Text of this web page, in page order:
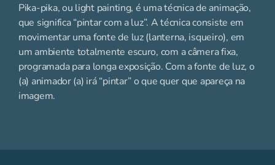
Pika-pika, ou light painting, é uma técnica de animação,
que significa “pintar com a luz”. A técnica consiste em
movimentar uma fonte de luz (lanterna, isqueiro), em
um ambiente totalmente escuro, com a câmera fixa,
programada para longa exposição. Com a fonte de luz, o
(a) animador (a) irá “pintar” o que quer que apareça na
imagem.